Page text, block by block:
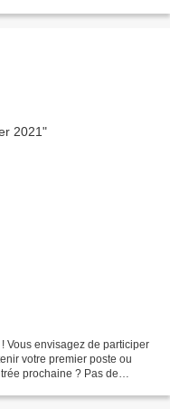
Vous envisagez de participer
votre premier poste ou
prochaine ? Pas de